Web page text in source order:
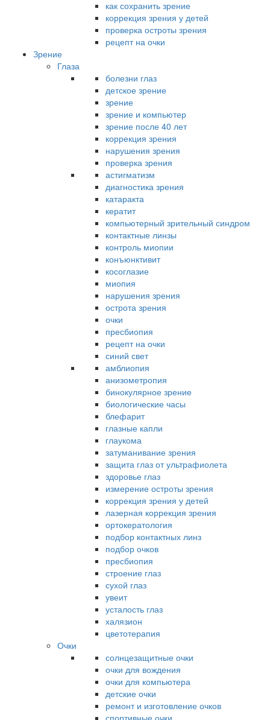
как сохранить зрение
коррекция зрения у детей
проверка остроты зрения
рецепт на очки
Зрение
Глаза
болезни глаз
детское зрение
зрение
зрение и компьютер
зрение после 40 лет
коррекция зрения
нарушения зрения
проверка зрения
астигматизм
диагностика зрения
катаракта
кератит
компьютерный зрительный синдром
контактные линзы
контроль миопии
конъюнктивит
косоглазие
миопия
нарушения зрения
острота зрения
очки
пресбиопия
рецепт на очки
синий свет
амблиопия
анизометропия
бинокулярное зрение
биологические часы
блефарит
глазные капли
глаукома
затуманивание зрения
защита глаз от ультрафиолета
здоровье глаз
измерение остроты зрения
коррекция зрения у детей
лазерная коррекция зрения
ортокератология
подбор контактных линз
подбор очков
пресбиопия
строение глаз
сухой глаз
увеит
усталость глаз
халязион
цветотерапия
Очки
солнцезащитные очки
очки для вождения
очки для компьютера
детские очки
ремонт и изготовление очков